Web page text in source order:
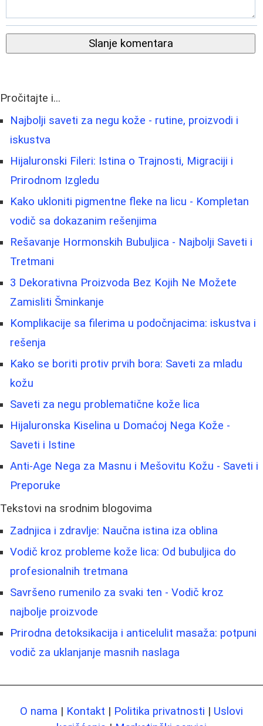
Slanje komentara
Pročitajte i...
Najbolji saveti za negu kože - rutine, proizvodi i
iskustva
Hijaluronski Fileri: Istina o Trajnosti, Migraciji i
Prirodnom Izgledu
Kako ukloniti pigmentne fleke na licu - Kompletan
vodič sa dokazanim rešenjima
Rešavanje Hormonskih Bubuljica - Najbolji Saveti i
Tretmani
3 Dekorativna Proizvoda Bez Kojih Ne Možete
Zamisliti Šminkanje
Komplikacije sa filerima u podočnjacima: iskustva i
rešenja
Kako se boriti protiv prvih bora: Saveti za mladu
kožu
Saveti za negu problematične kože lica
Hijaluronska Kiselina u Domaćoj Nega Kože -
Saveti i Istine
Anti-Age Nega za Masnu i Mešovitu Kožu - Saveti i
Preporuke
Tekstovi na srodnim blogovima
Zadnjica i zdravlje: Naučna istina iza oblina
Vodič kroz probleme kože lica: Od bubuljica do
profesionalnih tretmana
Savršeno rumenilo za svaki ten - Vodič kroz
najbolje proizvode
Prirodna detoksikacija i anticelulit masaža: potpuni
vodič za uklanjanje masnih naslaga
O nama | Kontakt | Politika privatnosti | Uslovi